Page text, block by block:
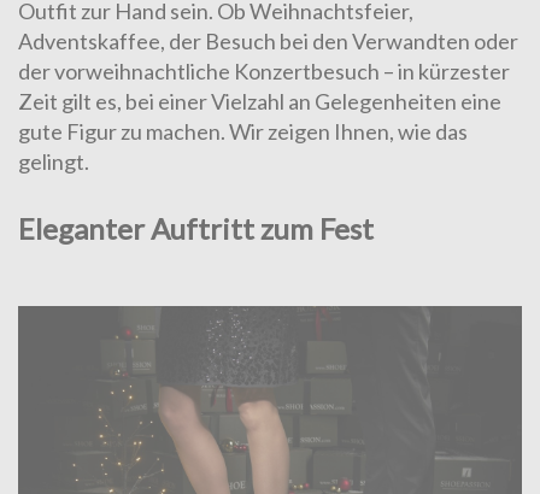
Outfit zur Hand sein. Ob Weihnachtsfeier,
Adventskaffee, der Besuch bei den Verwandten oder
der vorweihnachtliche Konzertbesuch – in kürzester
Zeit gilt es, bei einer Vielzahl an Gelegenheiten eine
gute Figur zu machen. Wir zeigen Ihnen, wie das
gelingt.
Eleganter Auftritt zum Fest